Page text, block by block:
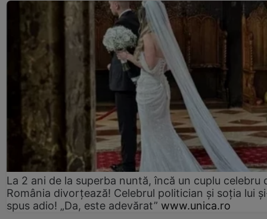
La 2 ani de la superba nuntă, încă un cuplu celebru
România divorțează! Celebrul politician și soția lui
spus adio! „Da, este adevărat” www.unica.ro